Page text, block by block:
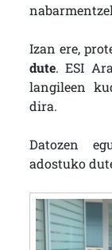
Izan ere,
dute. ESI
langileen
dira.
Datozen
adostuko